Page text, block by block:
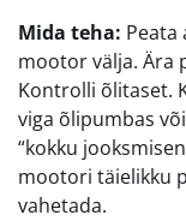
Mida teha: Peata
mootor välja. Ära
Kontrolli õlitaset.
viga õlipumbas
“kokku
mootori täielikku
vahetada.